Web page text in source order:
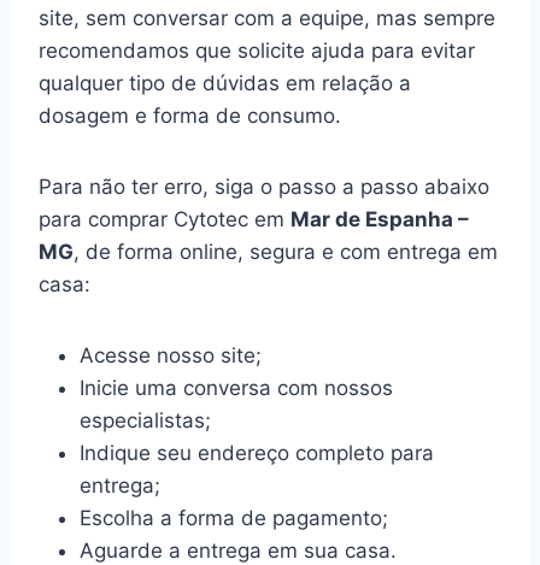
site, sem conversar com a equipe, mas sempre
recomendamos que solicite ajuda para evitar
qualquer tipo de dúvidas em relação a
dosagem e forma de consumo.
Para não ter erro, siga o passo a passo abaixo
para comprar Cytotec em Mar de Espanha –
MG, de forma online, segura e com entrega em
casa:
Acesse nosso site;
Inicie uma conversa com nossos
especialistas;
Indique seu endereço completo para
entrega;
Escolha a forma de pagamento;
Aguarde a entrega em sua casa.